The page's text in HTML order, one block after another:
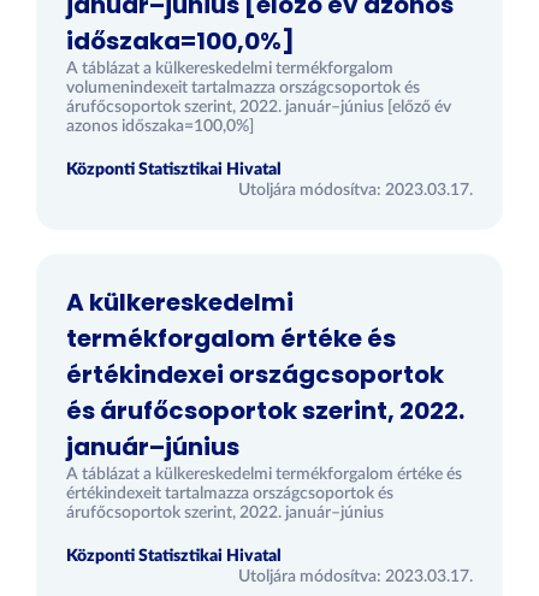
időszaka=100,0%]
A táblázat a külkereskedelmi termékforgalom
volumenindexeit tartalmazza országcsoportok és
árufőcsoportok szerint, 2022. január–június [előző év
azonos időszaka=100,0%]
Központi Statisztikai Hivatal
Utoljára módosítva: 2023.03.17.
A külkereskedelmi
termékforgalom értéke és
értékindexei országcsoportok
és árufőcsoportok szerint, 2022.
január–június
A táblázat a külkereskedelmi termékforgalom értéke és
értékindexeit tartalmazza országcsoportok és
árufőcsoportok szerint, 2022. január–június
Központi Statisztikai Hivatal
Utoljára módosítva: 2023.03.17.